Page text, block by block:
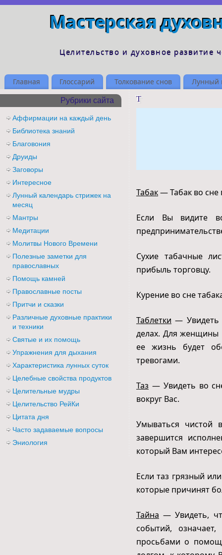
Мастерская
Целительство и духовное развитие
Главная Глоссарий Толкование снов Лунный
Т
Табак— Табак во сне
Если Вы видите
Сухие табачные
прибыль торговцу.
Курение во сне
Таблетки — Увидеть
делах. Для женщины
ее жизнь будет
тревогами.
Таз — Увидеть во
вокруг Вас.
Умываться чистой
завершится
который Вам
Если таз грязный
которые причинят
Тайна — Увидеть,
событий,
просьбами о
Рубрики сайта
Аффирмации на каждый день
Библиотека знаний
Благовония
Друиды
Заговоры
Интересное
Лунный календарь стрижек на
месяц
Мантры
Медитации
Молитвы Нового Времени
Полезные заметки для
православных
Помощь камней
Православные посты
Притчи и сказки
Различные духовные практики
и техники
Святые и их помощь
Упражнения для дыхания
Характеристика лунных суток
Целебные свойства продуктов
Целительные мудры
Целительство РейКи
Цитата дня
Часто задаваемые вопросы
Эниология